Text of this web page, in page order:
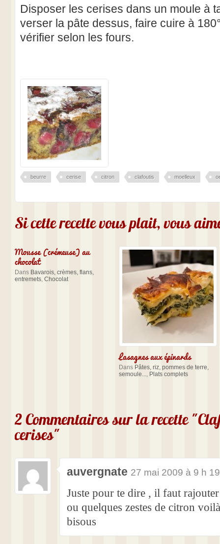
Disposer les cerises dans un moule à
verser la pâte dessus, faire cuire à
vérifier selon les fours.
beurre cerise citron clafoutis moelleux
Si cette recette vous plait, vous
Mousse (crémeuse) au
chocolat
Dans Bavarois, crèmes, flans,
entremets, Chocolat
Lasagnes aux épinards
Dans Pâtes, riz, pommes de terre,
semoule..., Plats complets
2 Commentaires sur la recette
cerises"
auvergnate 27 mai 2009 à 9 h
Juste pour te dire , il faut
ou quelques zestes de citron voilà
bisous